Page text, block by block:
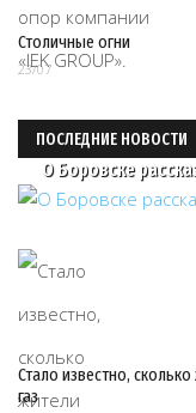
Столичные огни
23/07
ПОСЛЕДНИЕ НОВОСТИ
О Боровске
Стало известно,
газ